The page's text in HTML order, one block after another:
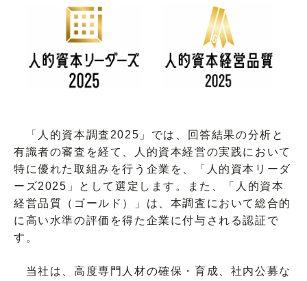
「人的資本調査2025」では、回答結果の分析と
有識者の審査を経て、人的資本経営の実践において
特に優れた取組みを行う企業を、「人的資本リーダ
ーズ2025」として選定します。また、「人的資本
経営品質（ゴールド）」は、本調査において総合的
に高い水準の評価を得た企業に付与される認証で
す。
当社は、高度専門人材の確保・育成、社内公募な